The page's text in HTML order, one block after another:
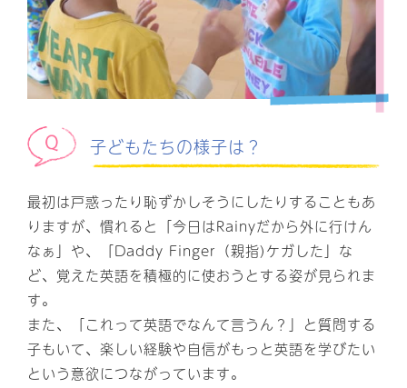
子どもたちの様子は？
最初は戸惑ったり恥ずかしそうにしたりすることもあ
りますが、慣れると「今日はRainyだから外に行けん
なぁ」や、「Daddy Finger（親指)ケガした」な
ど、覚えた英語を積極的に使おうとする姿が見られま
す。
また、「これって英語でなんて言うん？」と質問する
子もいて、楽しい経験や自信がもっと英語を学びたい
という意欲につながっています。